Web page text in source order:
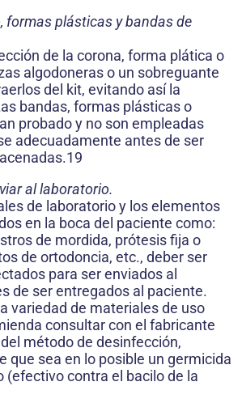
formas plásticas y bandas de
de la corona, forma plática o
algodoneras o un sobreguante
del kit, evitando así la
bandas, formas plásticas o
probado y no son empleadas
adecuadamente antes de ser
al laboratorio.
de laboratorio y los elementos
en la boca del paciente como:
de mordida, prótesis fija o
de ortodoncia, etc., deber ser
para ser enviados al
de ser entregados al paciente.
variedad de materiales de uso
consultar con el fabricante
método de desinfección,
que sea en lo posible un germicida
(efectivo contra el bacilo de la